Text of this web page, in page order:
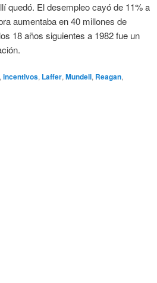
quedó. El desempleo cayó de 11% a
aumentaba en 40 millones de
18 años siguientes a 1982 fue un
, incentivos, Laffer, Mundell, Reagan,